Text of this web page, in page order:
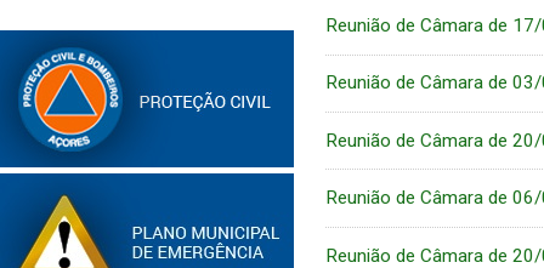
Reunião de Câmara de
Reunião de Câmara de
Reunião de Câmara de
Reunião de Câmara de
Reunião de Câmara de